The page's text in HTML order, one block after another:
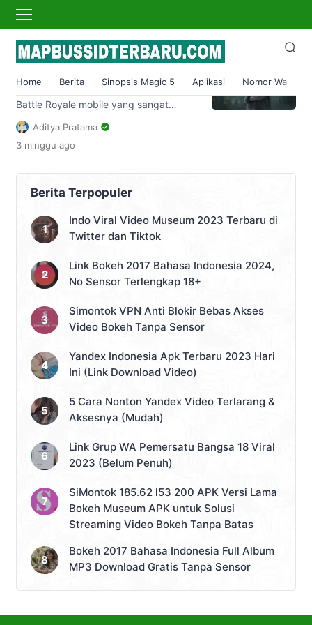
Home Berita Sinopsis Magic 5 Aplikasi Nomor Wa
freee fire
5 Senjata Sniper Terbaik di
Free Fire merupakan salah satu game
Battle Royale mobile yang sangat
populer. Soalnya game yang satu ini
ringan dan juga memiliki gameplay
yang seru. Sebagai game battle royale
sekali senjata yang bisa digunakan oleh
para playernya. Dan kali ini
mapbussidterbaru ingin berbagi
rekomendasi senjata Sniper terbaik di
FF. Sniper merupakan […]
Aditya Pratama
3 minggu ago
Berita Terpopuler
Indo Viral Video Museum 2023 Terbaru di
Twitter dan Tiktok
Link Bokeh 2017 Bahasa Indonesia 2024,
No Sensor Terlengkap 18+
Simontok VPN Anti Blokir Bebas Akses
Video Bokeh Tanpa Sensor
Yandex Indonesia Apk Terbaru 2023 Hari
Ini (Link Download Video)
5 Cara Nonton Yandex Video Terlarang &
Aksesnya (Mudah)
Link Grup WA Pemersatu Bangsa 18 Viral
2023 (Belum Penuh)
SiMontok 185.62 l53 200 APK Versi Lama
Bokeh Museum APK untuk Solusi
Streaming Video Bokeh Tanpa Batas
Bokeh 2017 Bahasa Indonesia Full Album
MP3 Download Gratis Tanpa Sensor